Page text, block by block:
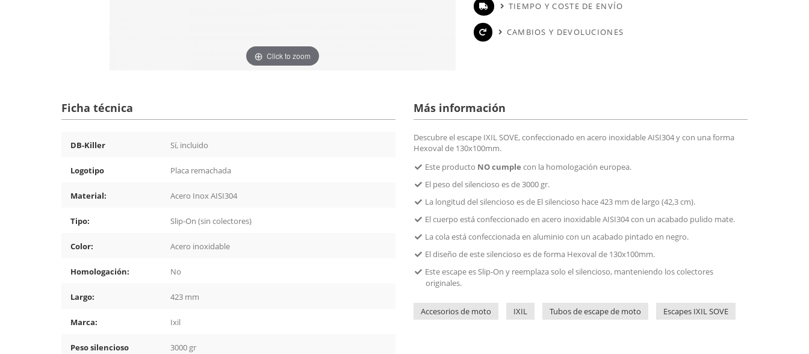
Click to zoom
TIEMPO Y COSTE DE ENVÍO
CAMBIOS Y DEVOLUCIONES
Ficha técnica
DB-Killer Sí, incluido
Logotipo Placa remachada
Material: Acero Inox AISI304
Tipo: Slip-On (sin colectores)
Color: Acero inoxidable
Homologación: No
Largo: 423 mm
Marca: Ixil
Peso silencioso 3000 gr
Más información
Descubre el escape IXIL SOVE, confeccionado en acero inoxidable AISI304 y con una forma
Hexoval de 130x100mm.
Este producto NO cumple con la homologación europea.
El peso del silencioso es de 3000 gr.
La longitud del silencioso es de El silencioso hace 423 mm de largo (42,3 cm).
El cuerpo está confeccionado en acero inoxidable AISI304 con un acabado pulido mate.
La cola está confeccionada en aluminio con un acabado pintado en negro.
El diseño de este silencioso es de forma Hexoval de 130x100mm.
Este escape es Slip-On y reemplaza solo el silencioso, manteniendo los colectores
originales.
Accesorios de moto IXIL Tubos de escape de moto Escapes IXIL SOVE